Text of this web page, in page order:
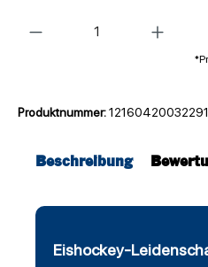
Produktnummer:
Beschreibung
Eishockey-